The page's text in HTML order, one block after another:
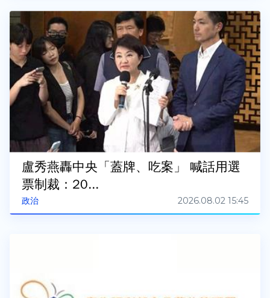
政治
盧秀燕轟中央「蓋牌、吃案」 喊話用選
票制裁：20...
2026.08.02 15:45